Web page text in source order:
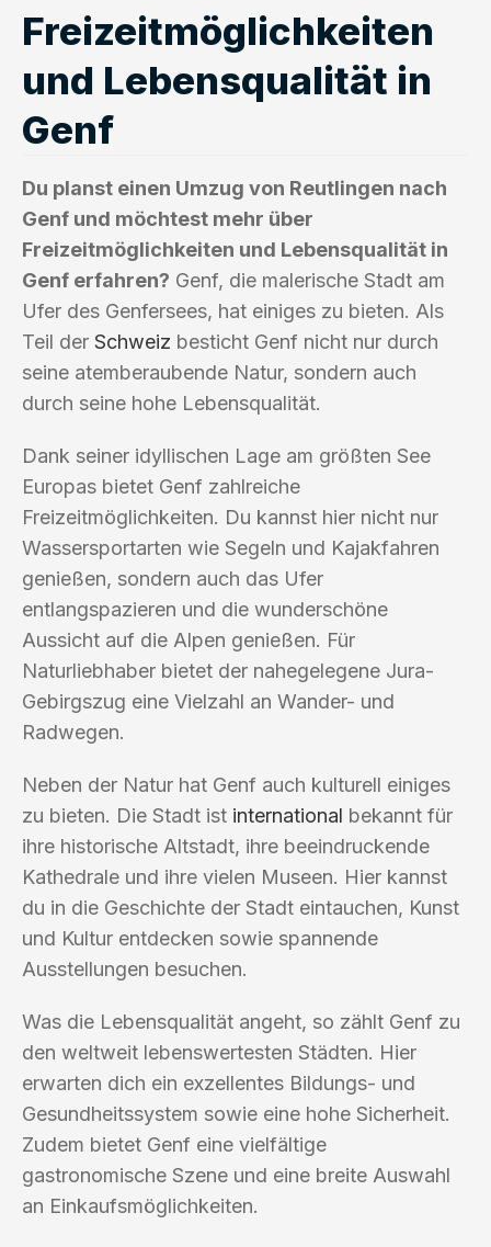
Freizeitmöglichkeiten
und Lebensqualität in
Genf
Du planst einen Umzug von Reutlingen nach
Genf und möchtest mehr über
Freizeitmöglichkeiten und Lebensqualität in
Genf erfahren? Genf, die malerische Stadt am
Ufer des Genfersees, hat einiges zu bieten. Als
Teil der Schweiz besticht Genf nicht nur durch
seine atemberaubende Natur, sondern auch
durch seine hohe Lebensqualität.
Dank seiner idyllischen Lage am größten See
Europas bietet Genf zahlreiche
Freizeitmöglichkeiten. Du kannst hier nicht nur
Wassersportarten wie Segeln und Kajakfahren
genießen, sondern auch das Ufer
entlangspazieren und die wunderschöne
Aussicht auf die Alpen genießen. Für
Naturliebhaber bietet der nahegelegene Jura-
Gebirgszug eine Vielzahl an Wander- und
Radwegen.
Neben der Natur hat Genf auch kulturell einiges
zu bieten. Die Stadt ist international bekannt für
ihre historische Altstadt, ihre beeindruckende
Kathedrale und ihre vielen Museen. Hier kannst
du in die Geschichte der Stadt eintauchen, Kunst
und Kultur entdecken sowie spannende
Ausstellungen besuchen.
Was die Lebensqualität angeht, so zählt Genf zu
den weltweit lebenswertesten Städten. Hier
erwarten dich ein exzellentes Bildungs- und
Gesundheitssystem sowie eine hohe Sicherheit.
Zudem bietet Genf eine vielfältige
gastronomische Szene und eine breite Auswahl
an Einkaufsmöglichkeiten.